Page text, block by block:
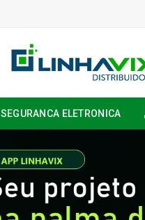
SEGURANCA ELETRONICA